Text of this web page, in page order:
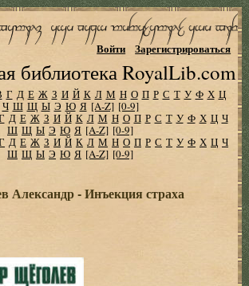
библиотека RoyalLib.com
Войти Зарегистрироваться
Г Д Е Ж З И Й К Л М Н О П Р С Т У Ф Х Ц
Ч Ш Щ Ы Э Ю Я [A-Z] [0-9]
Д Е Ж З И Й К Л М Н О П Р С Т У Ф Х Ц Ч
Ш Щ Ы Э Ю Я [A-Z] [0-9]
Д Е Ж З И Й К Л М Н О П Р С Т У Ф Х Ц Ч
Ш Щ Ы Э Ю Я [A-Z] [0-9]
Александр - Инъекция страха